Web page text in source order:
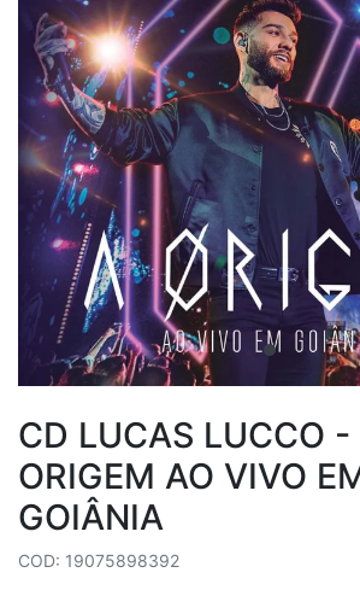
CD LUCAS LUCCO -
ORIGEM AO VIVO
GOIÂNIA
COD: 19075898392